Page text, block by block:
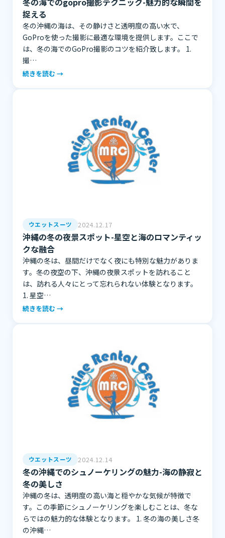
捉える
冬の沖縄の海は、その静けさと透明度の高い水で、
GoProを使った撮影に最適な環境を提供します。ここで
は、冬の海でのGoPro撮影のコツを紹介致します。 1.
撮…
続きを読む →
ウエットスーツ 2024.12.17
沖縄の冬の夜景スポット-星空と海のロマンティッ
クな融合
沖縄の冬は、昼間だけでなく夜にも特別な魅力がありま
す。冬の夜空の下、沖縄の夜景スポットを訪れること
は、訪れる人々にとって忘れられない体験となります。
1. 星空…
続きを読む →
ウエットスーツ 2024.12.14
冬の沖縄でのシュノーケリングの魅力-海の静寂と
冬の美しさ
沖縄の冬は、透明度の高い海と穏やかな気候が特徴で
す。この季節にシュノーケリングを楽しむことは、冬な
らではの魅力的な体験となります。 1. 冬の海の美しさ冬
の沖縄…